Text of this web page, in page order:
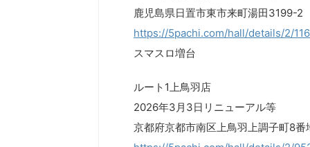
鹿児島県日置市東市来町湯田3199-2
https://5pachi.com/hall/details/2/
スマスロ増台
ルート1上鳥羽店
2026年3月3日リニューアル等
京都府京都市南区上鳥羽上調子町8番